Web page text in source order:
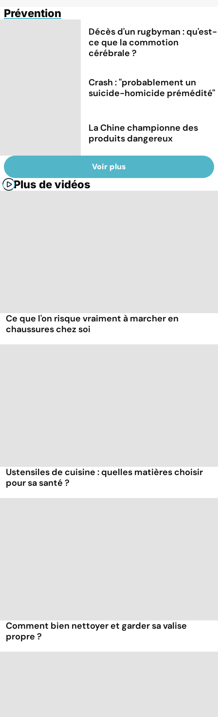
Prévention
Décès d'un rugbyman : qu'est-
ce que la commotion
cérébrale ?
Crash : ''probablement un
suicide-homicide prémédité''
La Chine championne des
produits dangereux
Voir plus
Plus de vidéos
Ce que l'on risque vraiment à marcher en
chaussures chez soi
Ustensiles de cuisine : quelles matières choisir
pour sa santé ?
Comment bien nettoyer et garder sa valise
propre ?